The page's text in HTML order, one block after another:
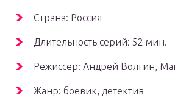
Страна: Россия
Длительность серий: 52 мин.
Режиссер: Андрей Волгин,
Жанр: боевик, детектив